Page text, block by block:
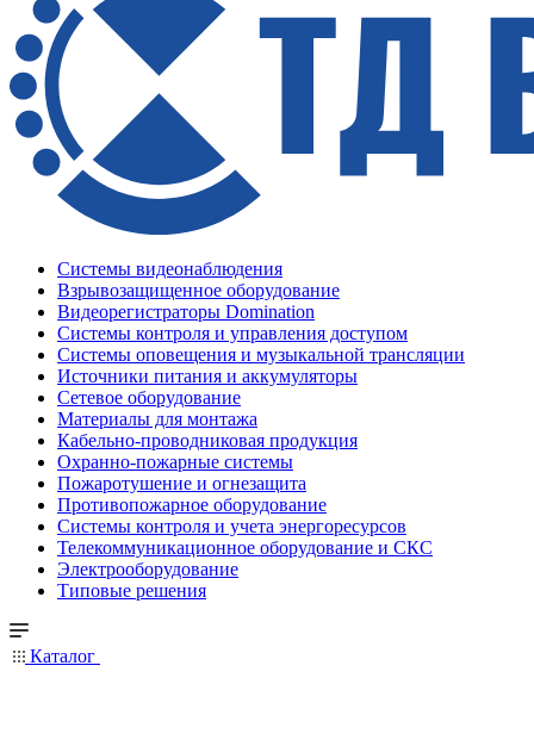
Системы видеонаблюдения
Взрывозащищенное оборудование
Видеорегистраторы Domination
Системы контроля и управления доступом
Системы оповещения и музыкальной трансляции
Источники питания и аккумуляторы
Сетевое оборудование
Материалы для монтажа
Кабельно-проводниковая продукция
Охранно-пожарные системы
Пожаротушение и огнезащита
Противопожарное оборудование
Системы контроля и учета энергоресурсов
Телекоммуникационное оборудование и СКС
Электрооборудование
Типовые решения
Каталог